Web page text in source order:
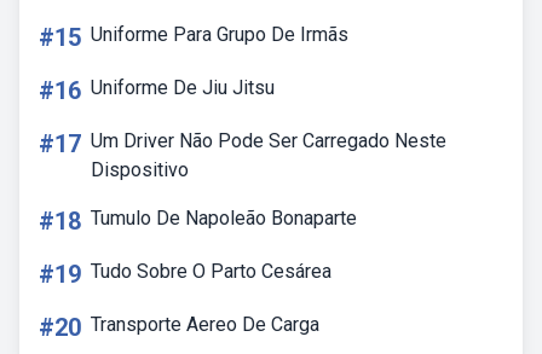
#15 Uniforme Para Grupo De Irmãs
#16 Uniforme De Jiu Jitsu
#17 Um Driver Não Pode Ser Carregado Neste
Dispositivo
#18 Tumulo De Napoleão Bonaparte
#19 Tudo Sobre O Parto Cesárea
#20 Transporte Aereo De Carga